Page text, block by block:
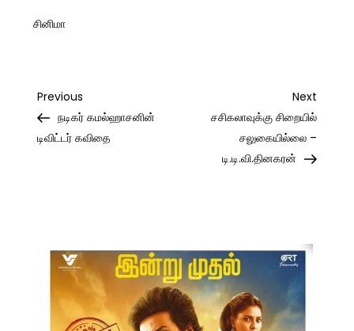
சினிமா
Post
navigation
Previous
Post
Previous
நடிகர் கமல்ஹாசனின்
டிவிட்டர் கவிதை
Next
Post
Next
சசிகலாவுக்கு சிறையில்
சலுகையில்லை –
டி.டி.வி.தினகரன்